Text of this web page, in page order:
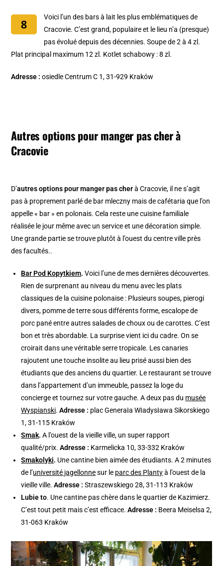
Voici l’un des bars à lait les plus emblématiques de
Cracovie. C’est grand, populaire et le lieu n’a (presque)
pas évolué depuis des décennies. Soupe de 2 à 4 zl.
Plat principal maximum 12 zl. Kotlet schabowy : 8 zl.
Adresse : osiedle Centrum C 1, 31-929 Kraków
Autres options pour manger pas cher à
Cracovie
D’autres options pour manger pas cherà Cracovie, il ne s’agit
pas à proprement parlé de bar mleczny mais de cafétaria que l’on
appelle « bar » en polonais. Cela reste une cuisine familiale
réalisée le jour même avec un service et une décoration simple.
Une grande partie se trouve plutôt à l’ouest du centre ville près
des facultés..
Bar Pod Kopytkiem. Voici l’une de mes dernières découvertes.
Rien de surprenant au niveau du menu avec les plats
classiques de la cuisine polonaise : Plusieurs soupes, pierogi
divers, pomme de terre sous différents forme, escalope de
porc pané entre autres salades de choux ou de carottes. C’est
bon et très abordable. La surprise vient ici du cadre. On se
croirait dans une véritable serre tropicale. Les canaries
rajoutent une touche insolite au lieu prisé aussi bien des
étudiants que des anciens du quartier. Le restaurant se trouve
dans l’appartement d’un immeuble, passez la loge du
concierge et tournez sur votre gauche. A deux pas du musée
Wyspianski.Adresse : plac Generała Władysława Sikorskiego
1, 31-115 Kraków
Smak.A l’ouest de la vieille ville, un super rapport
qualité/prix.Adresse : Karmelicka 10, 33-332 Kraków
Smakolyki. Une cantine bien aimée des étudiants. A 2 minutes
de l’université jagellonnesur le parc des Plantyà l’ouest de la
vieille ville.Adresse : Straszewskiego 28, 31-113 Kraków
Lubie to. Une cantine pas chère dans le quartier de Kazimierz.
C’est tout petit mais c’est efficace.Adresse : Beera Meiselsa 2,
31-063 Kraków